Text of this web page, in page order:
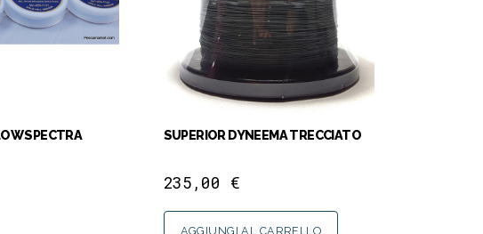
SPECTRA SUPERIOR DYNEEMA TRECCIATO
235,00 €
AGGIUNGI AL CARRELLO